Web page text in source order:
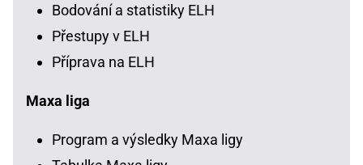
Bodování a statistiky ELH
Přestupy v ELH
Příprava na ELH
Maxa liga
Program a výsledky Maxa ligy